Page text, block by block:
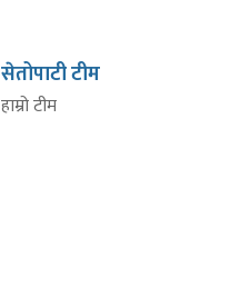
सेतोपाटी टीम
हाम्रो टीम